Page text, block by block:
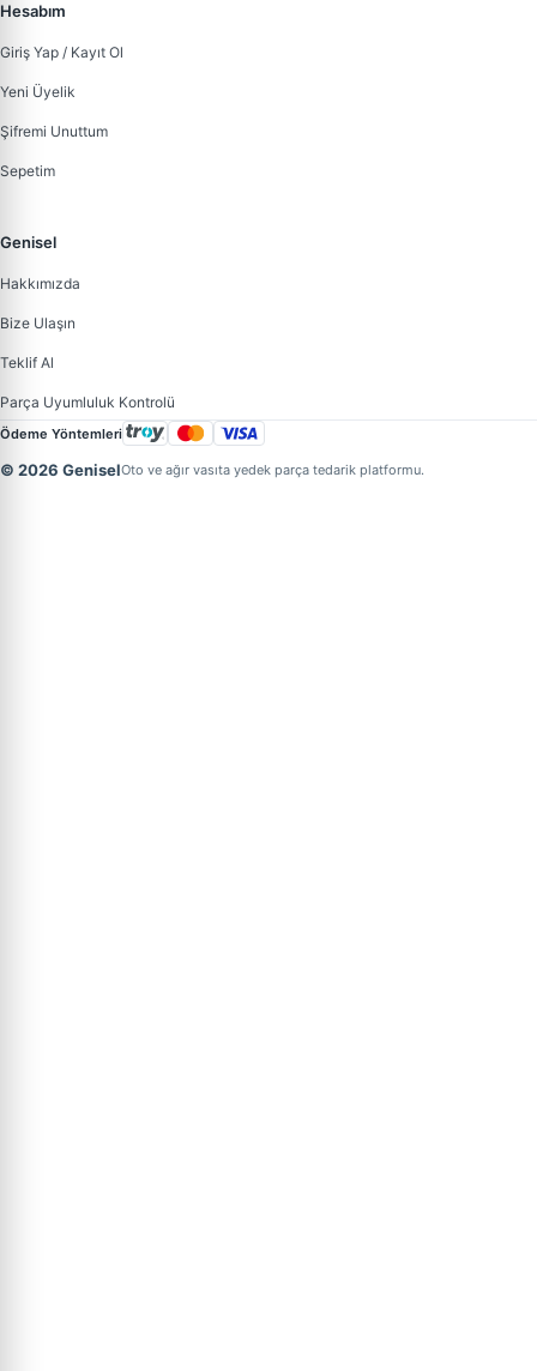
Hesabım
Giriş Yap / Kayıt Ol
Yeni Üyelik
Şifremi Unuttum
Sepetim
Genisel
Hakkımızda
Bize Ulaşın
Teklif Al
Parça Uyumluluk Kontrolü
Ödeme Yöntemleri
© 2026 GeniselOto ve ağır vasıta yedek parça tedarik platformu.